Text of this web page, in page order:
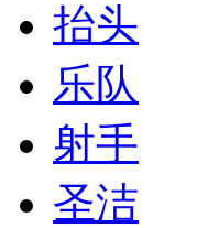
抬头
乐队
射手
圣洁